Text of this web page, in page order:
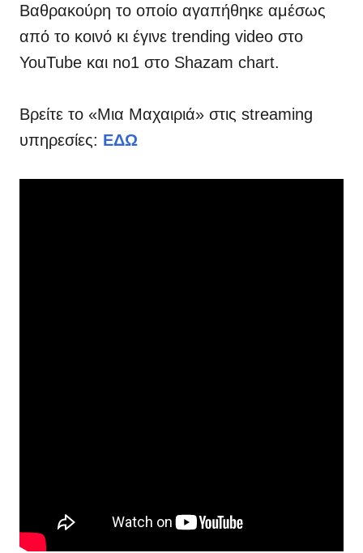
Βαθρακούρη το οποίο αγαπήθηκε αμέσως
από το κοινό κι έγινε trending video στο
YouTube και no1 στο Shazam chart.
Βρείτε το «Μια Μαχαιριά» στις streaming
υπηρεσίες: ΕΔΩ